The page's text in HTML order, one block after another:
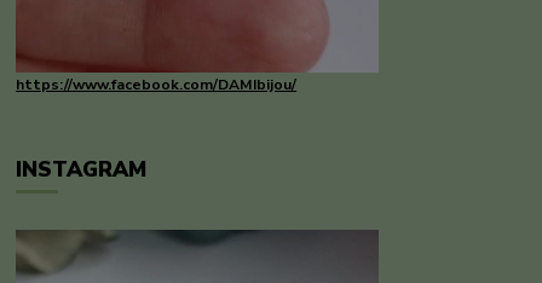
https://www.facebook.com/DAMIbijou/
INSTAGRAM